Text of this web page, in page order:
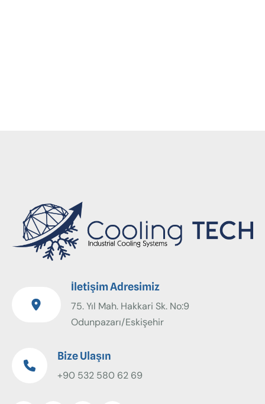
İletişim Adresimiz
75. Yıl Mah. Hakkari Sk. No:9
Odunpazarı/Eskişehir
Bize Ulaşın
+90 532 580 62 69